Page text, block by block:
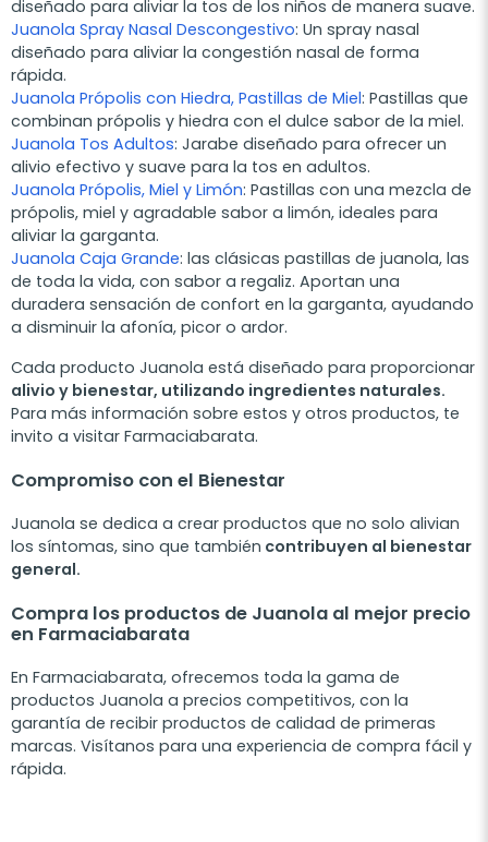
diseñado para aliviar la tos de los niños de manera suave.
Juanola Spray Nasal Descongestivo: Un spray nasal
diseñado para aliviar la congestión nasal de forma
rápida.
Juanola Própolis con Hiedra, Pastillas de Miel: Pastillas que
combinan própolis y hiedra con el dulce sabor de la miel.
Juanola Tos Adultos: Jarabe diseñado para ofrecer un
alivio efectivo y suave para la tos en adultos.
Juanola Própolis, Miel y Limón: Pastillas con una mezcla de
própolis, miel y agradable sabor a limón, ideales para
aliviar la garganta.
Juanola Caja Grande: las clásicas pastillas de juanola, las
de toda la vida, con sabor a regaliz. Aportan una
duradera sensación de confort en la garganta, ayudando
a disminuir la afonía, picor o ardor.
Cada producto Juanola está diseñado para proporcionar
alivio y bienestar, utilizando ingredientes naturales.
Para más información sobre estos y otros productos, te
invito a visitar Farmaciabarata.
Compromiso con el Bienestar
Juanola se dedica a crear productos que no solo alivian
los síntomas, sino que también contribuyen al bienestar
general.
Compra los productos de Juanola al mejor precio
en Farmaciabarata
En Farmaciabarata, ofrecemos toda la gama de
productos Juanola a precios competitivos, con la
garantía de recibir productos de calidad de primeras
marcas. Visítanos para una experiencia de compra fácil y
rápida.